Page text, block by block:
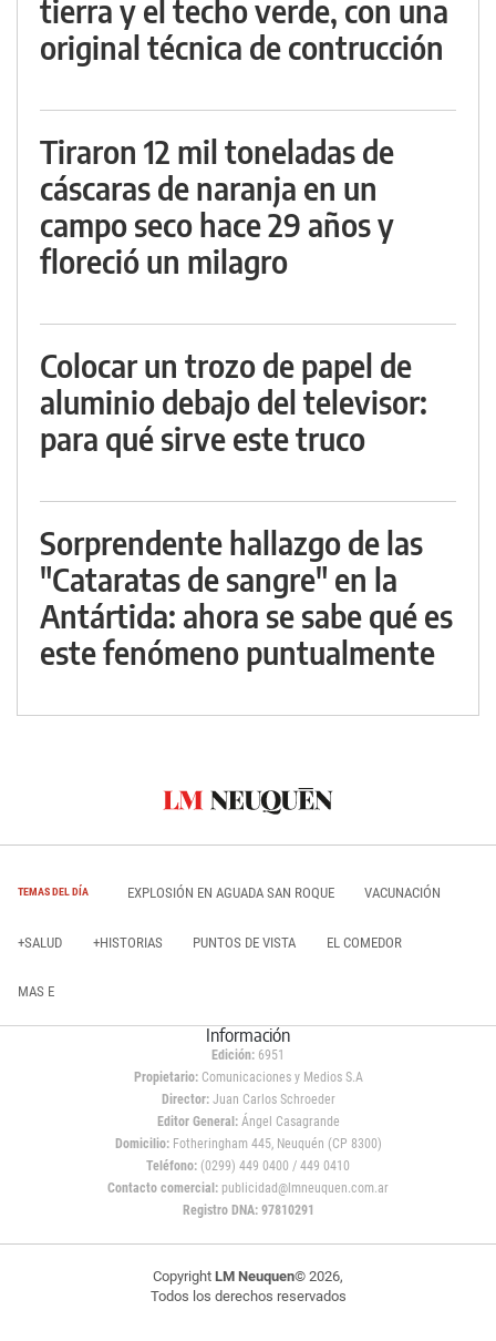
tierra y el techo verde, con una
original técnica de contrucción
Tiraron 12 mil toneladas de
cáscaras de naranja en un
campo seco hace 29 años y
floreció un milagro
Colocar un trozo de papel de
aluminio debajo del televisor:
para qué sirve este truco
Sorprendente hallazgo de las
"Cataratas de sangre" en la
Antártida: ahora se sabe qué es
este fenómeno puntualmente
TEMAS DEL DÍA EXPLOSIÓN EN AGUADA SAN ROQUE VACUNACIÓN
+SALUD +HISTORIAS PUNTOS DE VISTA EL COMEDOR
MAS E
Información
Edición: 6951
Propietario:Comunicaciones y Medios S.A
Director: Juan Carlos Schroeder
Editor General:Ángel Casagrande
Domicilio:Fotheringham 445, Neuquén (CP 8300)
Teléfono: (0299) 449 0400 / 449 0410
Contacto comercial: publicidad@lmneuquen.com.ar
Registro DNA: 97810291
Copyright LM Neuquen© 2026,
Todos los derechos reservados